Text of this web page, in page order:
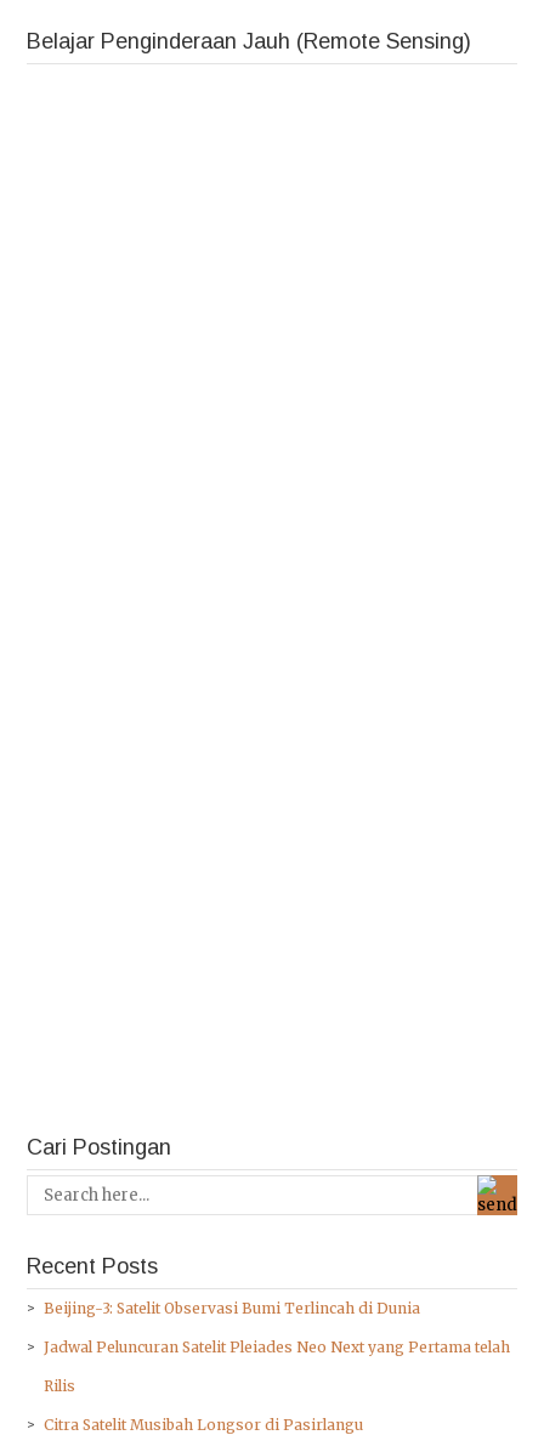
Belajar Penginderaan Jauh (Remote Sensing)
Cari Postingan
Recent Posts
Beijing-3: Satelit Observasi Bumi Terlincah di Dunia
Jadwal Peluncuran Satelit Pleiades Neo Next yang Pertama telah
Rilis
Citra Satelit Musibah Longsor di Pasirlangu